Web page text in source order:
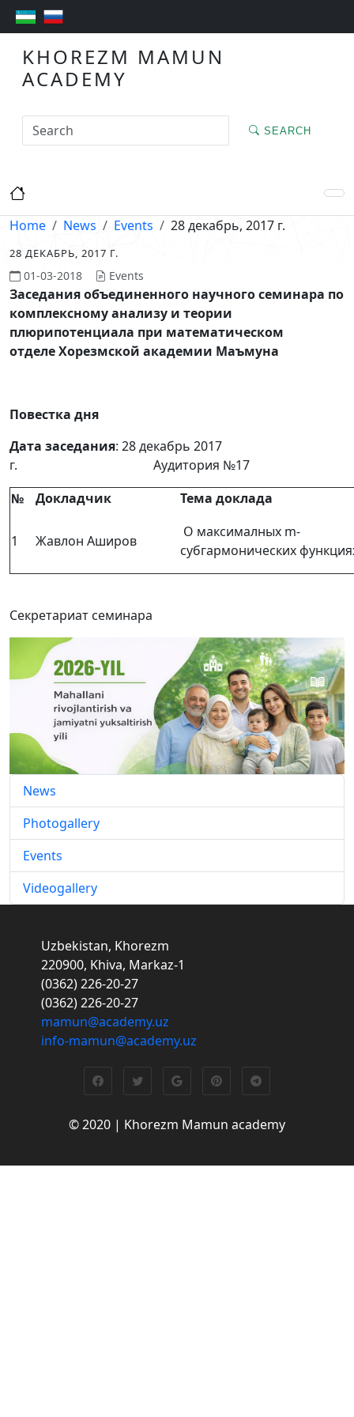
KHOREZM MAMUN
ACADEMY
SEARCH
Home News Events 28 декабрь, 2017 г.
28 ДЕКАБРЬ, 2017 Г.
01-03-2018 Events
Заседания объединенного научного семинара по
комплексному анализу и теории
плюрипотенциала при математическом
отделеХорезмской академии Маъмуна
Повестка дня
Дата заседания: 28 декабрь 2017
г. Аудитория №17
№
Докладчик Тема доклада
1 Жавлон Аширов
О максималных m-
субгармонических
Секретариат семинара
News
Photogallery
Events
Videogallery
Uzbekistan, Khorezm
220900, Khiva, Markaz-1
(0362) 226-20-27
(0362) 226-20-27
mamun@academy.uz
info-mamun@academy.uz
© 2020 | Khorezm Mamun academy